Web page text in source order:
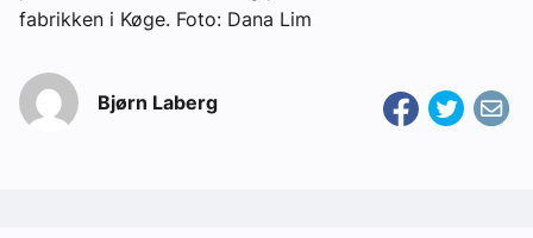
fabrikken i Køge. Foto: Dana Lim
Bjørn Laberg